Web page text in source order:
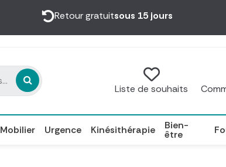
Retour gratuitsous 15 jours
Liste de souhaits
Mobilier Urgence Kinésithérapie Bien-
être